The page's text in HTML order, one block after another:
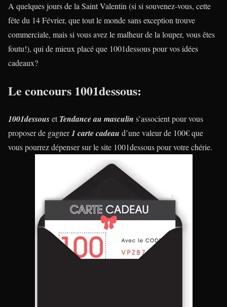
A quelques jours de la Saint Valentin (si si souvenez-vous, cette
fête du 14 Février, que tout le monde sans exception trouve
commerciale, mais si vous avez le malheur de la louper, vous êtes
foutu!), qui de mieux placé que 1001dessous pour vos idées
cadeaux?
Le concours 1001dessous:
1001dessousetTendance au masculin s’associent pour vous
proposer de gagner1 carte cadeau d’une valeur de 100€ que
vous pourrez dépenser sur le site 1001dessous pour votre chérie.